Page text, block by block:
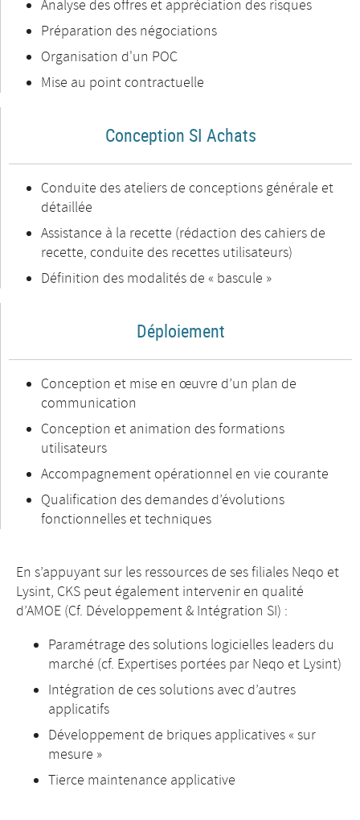
Analyse des offres et appréciation des risques
Préparation des négociations
Organisation d'un POC
Mise au point contractuelle
Conception SI Achats
Conduite des ateliers de conceptions générale et
détaillée
Assistance à la recette (rédaction des cahiers de
recette, conduite des recettes utilisateurs)
Définition des modalités de « bascule »
Déploiement
Conception et mise en œuvre d’un plan de
communication
Conception et animation des formations
utilisateurs
Accompagnement opérationnel en vie courante
Qualification des demandes d’évolutions
fonctionnelles et techniques
En s’appuyant sur les ressources de ses filiales Neqo et
Lysint, CKS peut également intervenir en qualité
d’AMOE (Cf. Développement & Intégration SI) :
Paramétrage des solutions logicielles leaders du
marché (cf. Expertises portées par Neqo et Lysint)
Intégration de ces solutions avec d’autres
applicatifs
Développement de briques applicatives « sur
mesure »
Tierce maintenance applicative